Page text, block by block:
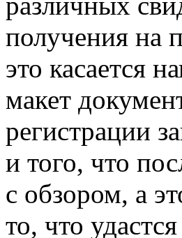
получения на
это касается
макет
регистрации
и того, что
с обзором, а
то, что